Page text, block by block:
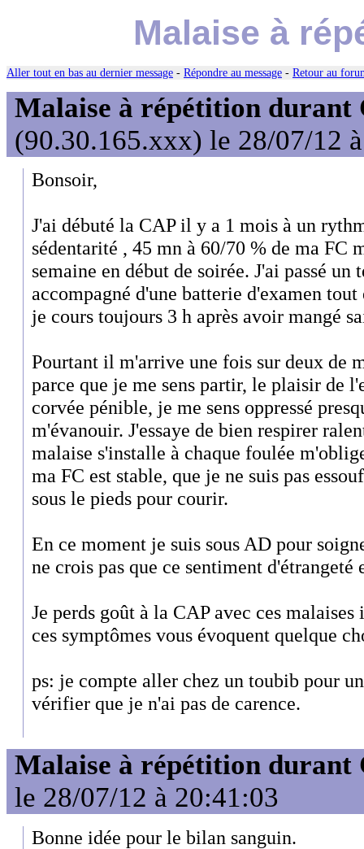
Malaise à
Aller tout en bas au dernier message - Répondre au message - Retour au
Malaise à répétition durant
(90.30.165.xxx) le 28/07/12
Bonsoir,
J'ai débuté la CAP il y a 1 mois à un
sédentarité , 45 mn à 60/70 % de ma FC
semaine en début de soirée. J'ai passé un
accompagné d'une batterie d'examen
je cours toujours 3 h après avoir mangé
Pourtant il m'arrive une fois sur deux de
parce que je me sens partir, le plaisir de
corvée pénible, je me sens oppressé
m'évanouir. J'essaye de bien respirer
malaise s'installe à chaque foulée
ma FC est stable, que je ne suis pas
sous le pieds pour courir.
En ce moment je suis sous AD pour
ne crois pas que ce sentiment
Je perds goût à la CAP avec ces
ces symptômes vous évoquent quelque
ps: je compte aller chez un toubib pour
vérifier que je n'ai pas de carence.
Malaise à répétition durant
le 28/07/12 à 20:41:03
Bonne idée pour le bilan sanguin.